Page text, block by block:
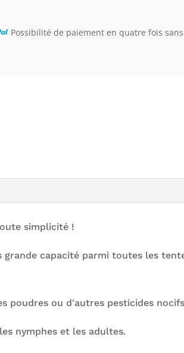
Possibilité de paiement en quatre fois
simplicité !
capacité parmi toutes les
poudres ou d'autres pesticides
nymphes et les adultes.